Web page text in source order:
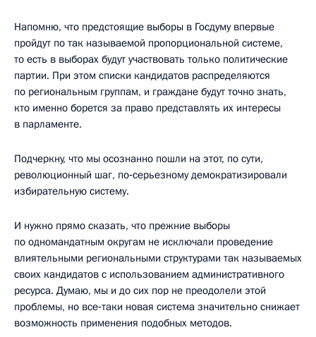
Напомню, что предстоящие выборы в Госдуму впервые
пройдут по так называемой пропорциональной системе,
то есть в выборах будут участвовать только политические
партии. При этом списки кандидатов распределяются
по региональным группам, и граждане будут точно знать,
кто именно борется за право представлять их интересы
в парламенте.
Подчеркну, что мы осознанно пошли на этот, по сути,
революционный шаг, по‑серьезному демократизировали
избирательную систему.
И нужно прямо сказать, что прежние выборы
по одномандатным округам не исключали проведение
влиятельными региональными структурами так называемых
своих кандидатов с использованием административного
ресурса. Думаю, мы и до сих пор не преодолели этой
проблемы, но все‑таки новая система значительно снижает
возможность применения подобных методов.